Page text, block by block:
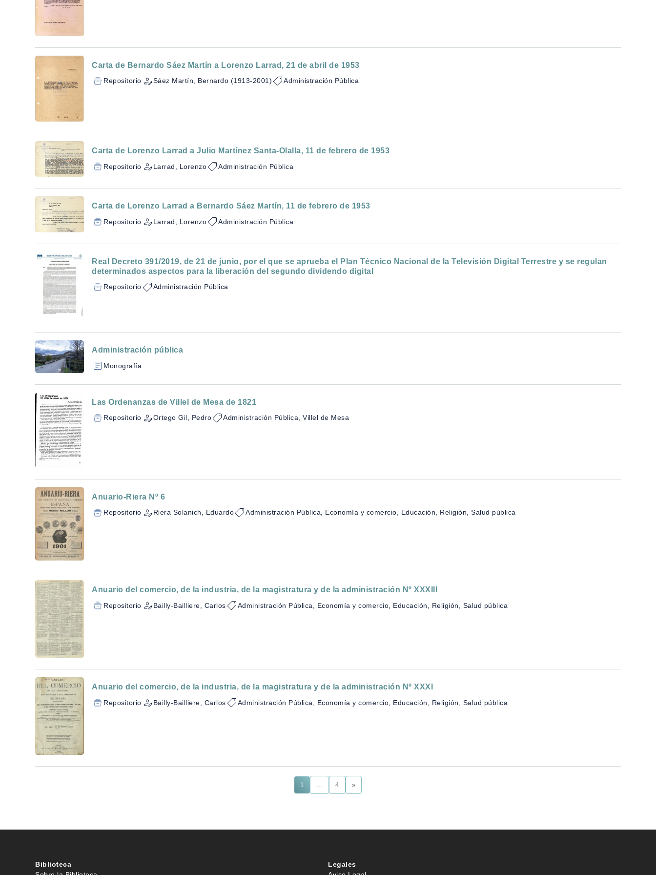
Carta de Bernardo Sáez Martín a Lorenzo Larrad, 21 de abril de 1953
Repositorio Sáez Martín, Bernardo (1913-2001) Administración Pública
Carta de Lorenzo Larrad a Julio Martínez Santa-Olalla, 11 de febrero de 1953
Repositorio Larrad, Lorenzo Administración Pública
Carta de Lorenzo Larrad a Bernardo Sáez Martín, 11 de febrero de 1953
Repositorio Larrad, Lorenzo Administración Pública
Real Decreto 391/2019, de 21 de junio, por el que se aprueba el Plan Técnico Nacional de la Televisión Digital Terrestre y se regulan
determinados aspectos para la liberación del segundo dividendo digital
Repositorio Administración Pública
Administración pública
Monografía
Las Ordenanzas de Villel de Mesa de 1821
Repositorio Ortego Gil, Pedro Administración Pública, Villel de Mesa
Anuario-Riera Nº 6
Repositorio Riera Solanich, Eduardo Administración Pública, Economía y comercio, Educación, Religión, Salud pública
Anuario del comercio, de la industria, de la magistratura y de la administración Nº XXXIII
Repositorio Bailly-Bailliere, Carlos Administración Pública, Economía y comercio, Educación, Religión, Salud pública
Anuario del comercio, de la industria, de la magistratura y de la administración Nº XXXI
Repositorio Bailly-Bailliere, Carlos Administración Pública, Economía y comercio, Educación, Religión, Salud pública
1 4 »
Biblioteca
Legales